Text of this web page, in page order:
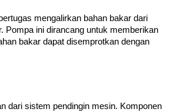
mengalirkan bahan bakar dari
Pompa ini dirancang untuk memberikan
bakar dapat disemprotkan dengan
dari sistem pendingin mesin. Komponen